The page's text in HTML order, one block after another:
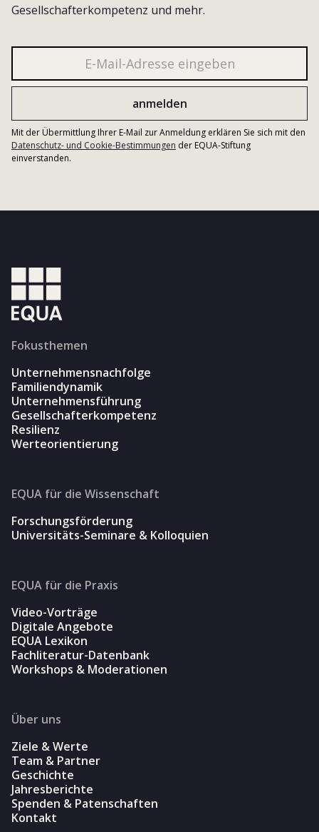
Gesellschafterkompetenz und mehr.
Mit der Übermittlung Ihrer E-Mail zur Anmeldung erklären Sie sich mit den
Datenschutz- und Cookie-Bestimmungen der EQUA-Stiftung
einverstanden.
Fokusthemen
Unternehmensnachfolge
Familiendynamik
Unternehmensführung
Gesellschafterkompetenz
Resilienz
Werteorientierung
EQUA für die Wissenschaft
Forschungsförderung
Universitäts-Seminare & Kolloquien
EQUA für die Praxis
Video-Vorträge
Digitale Angebote
EQUA Lexikon
Fachliteratur-Datenbank
Workshops & Moderationen
Über uns
Ziele & Werte
Team & Partner
Geschichte
Jahresberichte
Spenden & Patenschaften
Kontakt